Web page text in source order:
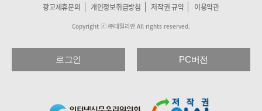
광고제휴문의 개인정보취급방침 저작권 규약 이용약관
Copyright ⓒ ㈜데일리안 All rights reserved.
로그인 PC버전